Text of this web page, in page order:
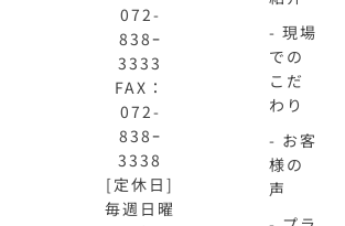
072-
838ｰ
3333
FAX：
072-
838ｰ
3338
[定休日]
毎週日曜
- 現場
での
こだ
わり
- お客
様の
声